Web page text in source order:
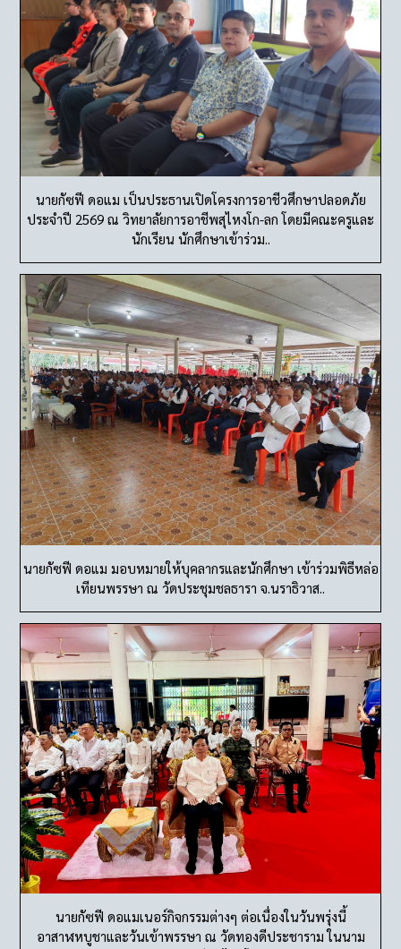
นายกัซฟี ดอแม เป็นประธานเปิดโครงการอาชีวศึกษาปลอดภัย
ประจำปี 2569 ณ วิทยาลัยการอาชีพสุไหงโก-ลก โดยมีคณะครูและ
นักเรียน นักศึกษาเข้าร่วม..
นายกัซฟี ดอแม มอบหมายให้บุคลากรและนักศึกษา เข้าร่วมพิธีหล่อ
เทียนพรรษา ณ วัดประชุมชลธารา จ.นราธิวาส..
นายกัซฟี ดอแมเนอร์กิจกรรมต่างๆ ต่อเนื่องในวันพรุ่งนี้
อาสาฬหบูชาและวันเข้าพรรษา ณ วัดทองดีประชาราม ในนาม